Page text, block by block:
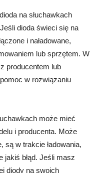
na słuchawkach
dioda świeci się na
i naładowane,
lub sprzętem. W
producentem lub
w rozwiązaniu
może mieć
i producenta. Może
są w trakcie ładowania,
jakiś błąd. Jeśli masz
diody na swoich